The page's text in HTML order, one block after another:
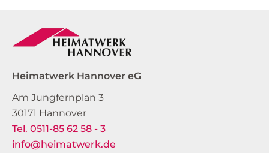
Heimatwerk Hannover eG
Am Jungfernplan 3
30171 Hannover
Tel. 0511-85 62 58 - 3
info@heimatwerk.de